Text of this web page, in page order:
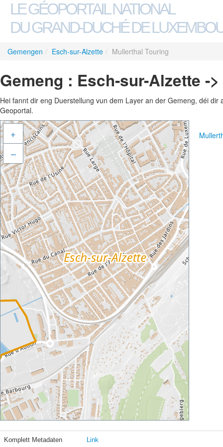
LE GÉOPORTAIL NATIONAL
DU GRAND-DUCHÉ DE
Gemengen / Esch-sur-Alzette / Mullerthal Touring
Gemeng : Esch-sur-Alzette -
Hei fannt dir eng Duerstellung vun dem Layer an der Gemeng, déi
Geoportal.
+
–
Komplett Metadaten Link